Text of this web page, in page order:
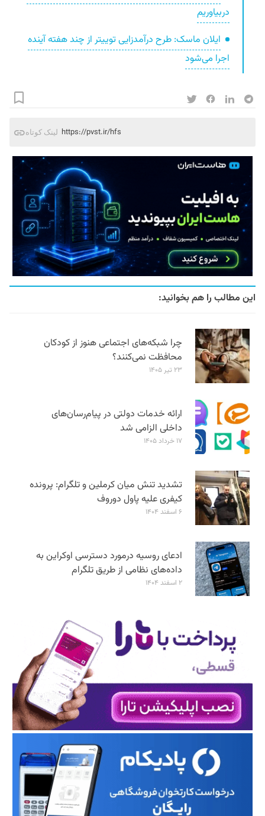
دربیاوریم
ایلان ماسک: طرح درآمدزایی توییتر از چند هفته آینده
اجرا می‌شود
لینک کوتاه https://pvst.ir/hfs
این مطالب را هم بخوانید:
چرا شبکه‌های اجتماعی هنوز از کودکان
محافظت نمی‌کنند؟
۲۳ تیر ۱۴۰۵
ارائه خدمات دولتی در پیام‌رسان‌های
داخلی الزامی شد
۱۷ خرداد ۱۴۰۵
تشدید تنش میان کرملین و تلگرام: پرونده
کیفری علیه پاول دوروف
۶ اسفند ۱۴۰۴
ادعای روسیه درمورد دسترسی اوکراین به
داده‌های نظامی از طریق تلگرام
۲ اسفند ۱۴۰۴